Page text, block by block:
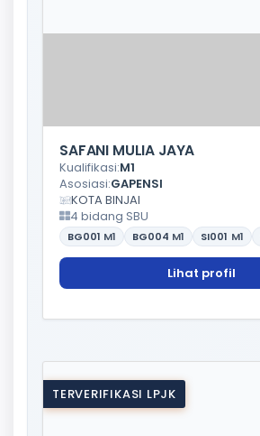
SAFANI MULIA JAYA
Kualifikasi:M1
Asosiasi:GAPENSI
KOTA BINJAI
4 bidang SBU
BG001 M1 BG004 M1 SI001 M1
Lihat profil
TERVERIFIKASI LPJK